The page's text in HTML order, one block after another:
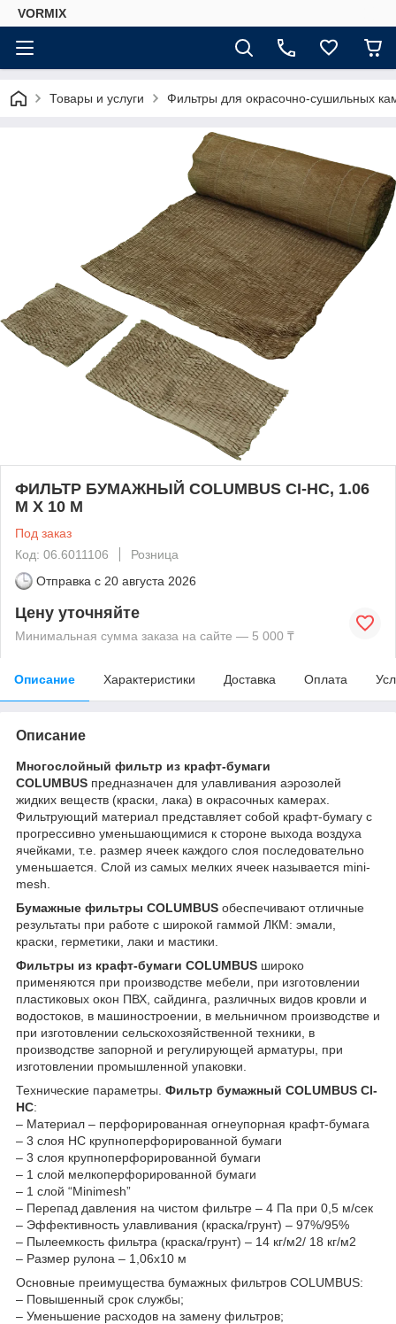
VORMIX
Товары и услуги Фильтры для окрасочно-сушильных
ФИЛЬТР БУМАЖНЫЙ COLUMBUS CI-HC, 1.06
М X 10 М
Под заказ
Код: 06.6011106
Розница
Отправка с 20 августа 2026
Цену уточняйте
Минимальная сумма заказа на сайте — 5 000 ₸
Описание Характеристики Доставка Оплата
Описание
Многослойный фильтр из крафт-бумаги
COLUMBUS предназначен для улавливания аэрозолей
жидких веществ (краски, лака) в окрасочных камерах.
Фильтрующий материал представляет собой крафт-бумагу с
прогрессивно уменьшающимися к стороне выхода воздуха
ячейками, т.е. размер ячеек каждого слоя последовательно
уменьшается. Слой из самых мелких ячеек называется mini-
mesh.
Бумажные фильтры COLUMBUS обеспечивают отличные
результаты при работе с широкой гаммой ЛКМ: эмали,
краски, герметики, лаки и мастики.
Фильтры из крафт-бумаги COLUMBUS широко
применяются при производстве мебели, при изготовлении
пластиковых окон ПВХ, сайдинга, различных видов кровли и
водостоков, в машиностроении, в мельничном производстве и
при изготовлении сельскохозяйственной техники, в
производстве запорной и регулирующей арматуры, при
изготовлении промышленной упаковки.
Технические параметры. Фильтр бумажный COLUMBUS CI-
HC:
– Материал – перфорированная огнеупорная крафт-бумага
– 3 слоя HC крупноперфорированной бумаги
– 3 слоя крупноперфорированной бумаги
– 1 слой мелкоперфорированной бумаги
– 1 слой “Minimesh”
– Перепад давления на чистом фильтре – 4 Пa при 0,5 м/сек
– Эффективность улавливания (краска/грунт) – 97%/95%
– Пылеемкость фильтра (краска/грунт) – 14 кг/м2/ 18 кг/м2
– Размер рулона – 1,06х10 м
Основные преимущества бумажных фильтров COLUMBUS:
– Повышенный срок службы;
– Уменьшение расходов на замену фильтров;